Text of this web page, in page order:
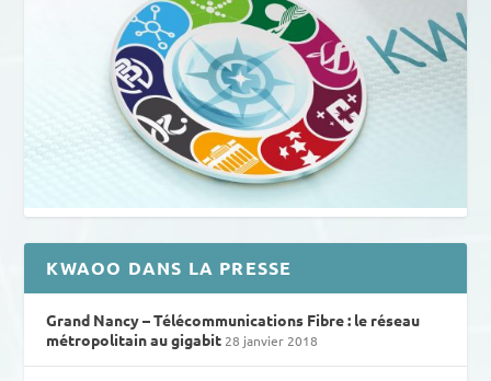
KWAOO DANS LA PRESSE
Grand Nancy – Télécommunications Fibre : le réseau
métropolitain au gigabit 28 janvier 2018